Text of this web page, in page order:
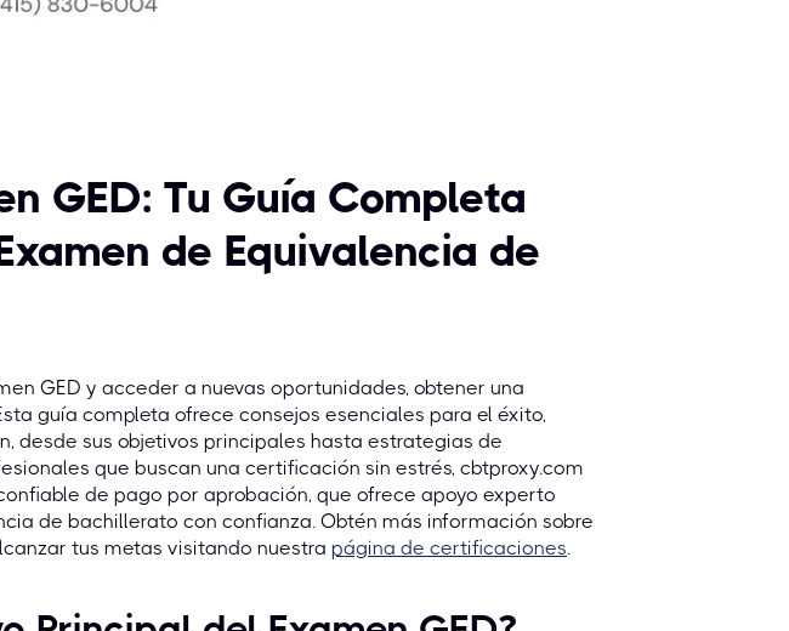
GED: Tu Guía Completa
de Equivalencia de
GED y acceder a nuevas oportunidades, obtener una
guía completa ofrece consejos esenciales para el éxito,
desde sus objetivos principales hasta estrategias de
que buscan una certificación sin estrés, cbtproxy.com
de pago por aprobación, que ofrece apoyo experto
de bachillerato con confianza. Obtén más información sobre
tus metas visitando nuestra página de certificaciones.